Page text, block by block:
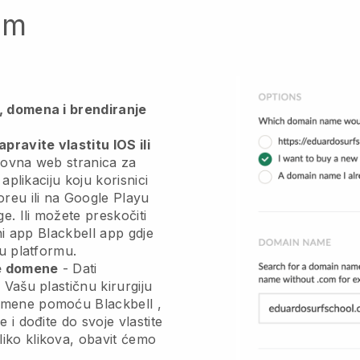
domena i brendiranje
vlastitu IOS ili
web stranica za
koju korisnici
ili na Google Playu
Ili možete preskočiti
app Blackbell app gdje
platformu.
- Dati
plastičnu kirurgiju
pomoću Blackbell ,
i dođite do svoje vlastite
klikova, obavit ćemo